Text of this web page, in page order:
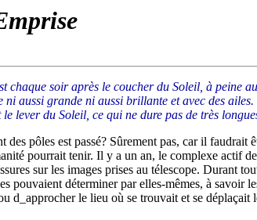
soir après le coucher du Soleil, à peine
ni aussi grande ni aussi brillante et avec des
lever du Soleil, ce qui ne dure pas de très
des pôles est passé? Sûrement pas, car il
pourrait tenir. Il y a un an, le complexe actif
sur les images prises au télescope. Durant
pouvaient déterminer par elles-mêmes, à savoir
d_approcher le lieu où se trouvait et se